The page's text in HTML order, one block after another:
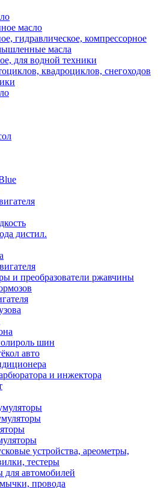
масло
гидравлическое, компрессорное
масла
для водной техники
квадроциклов, снегоходов
дистил.
и преобразователи ржавчины
шин
авто
и инжектора
устройства, ареометры,
тестеры
для автомобилей
провода